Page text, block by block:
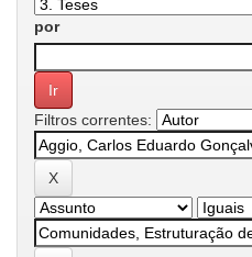
por
Filtros correntes: